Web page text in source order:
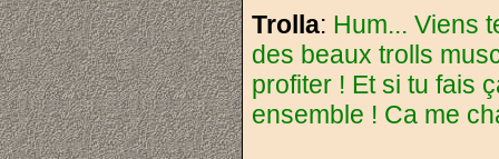
Trolla: Hum... Viens
des beaux trolls
profiter ! Et si tu fais
ensemble ! Ca me